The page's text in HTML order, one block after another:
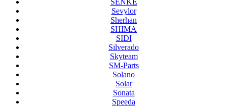
SENKE
Sevylor
Sherhan
SHIMA
SIDI
Silverado
Skyteam
SM-Parts
Solano
Solar
Sonata
Speeda